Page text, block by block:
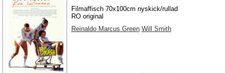
Filmaffisch 70x100cm nyskick/rullad
RO original
Reinaldo Marcus Green Will Smith